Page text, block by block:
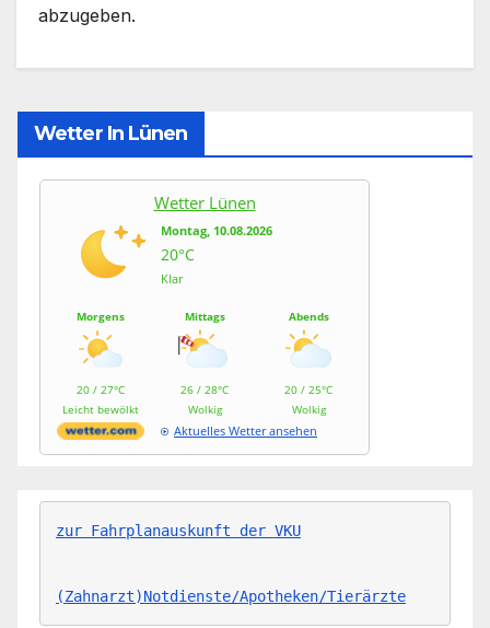
abzugeben.
Wetter In Lünen
Wetter Lünen
Montag, 10.08.2026
20°C
Klar
Morgens
20 / 27°C
Leicht bewölkt
Mittags
26 / 28°C
Wolkig
Abends
20 / 25°C
Wolkig
Aktuelles Wetter ansehen
zur Fahrplanauskunft der VKU
(Zahnarzt)Notdienste/Apotheken/Tierärzte